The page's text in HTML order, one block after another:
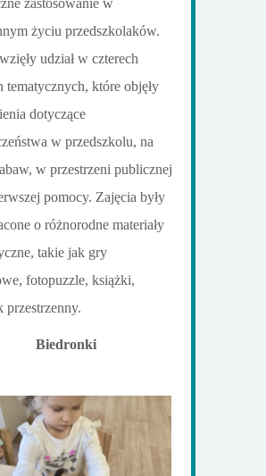
życiu przedszkolaków.
udział w czterech
tematycznych, które objęły
dotyczące
w przedszkolu, na
w przestrzeni publicznej
pomocy. Zajęcia były
o różnorodne materiały
takie jak gry
fotopuzzle, książki,
przestrzenny.
Biedronki